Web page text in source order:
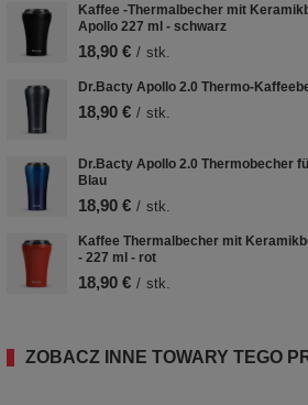
Kaffee -Thermalbecher mit
Apollo 227 ml - schwarz
18,90 € / stk.
Dr.Bacty Apollo 2.0 Thermo-
18,90 € / stk.
Dr.Bacty Apollo 2.0 Thermobecher
Blau
18,90 € / stk.
Kaffee Thermalbecher mit
- 227 ml - rot
18,90 € / stk.
ZOBACZ INNE TOWARY TEGO